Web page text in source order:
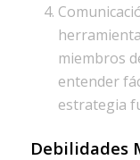
miembros
entender
estrategia
Debilidades